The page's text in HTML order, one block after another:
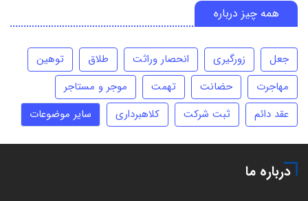
همه چیز درباره
جعل زورگیری انحصار وراثت طلاق
توهین
مهاجرت
حضانت تهمت
موجر و مستاجر
عقد دائم
ثبت شرکت کلاهبرداری سایر موضوعات
درباره ما